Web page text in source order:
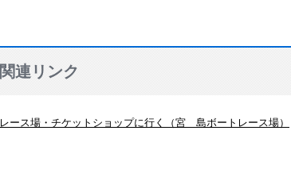
関連リンク
レース場・チケットショップに行く（宮 島ボートレース場）